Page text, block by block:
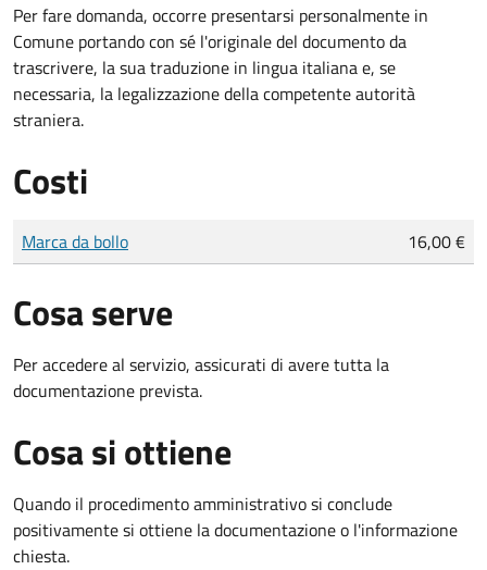
Per fare domanda, occorre presentarsi personalmente in
Comune portando con sé l'originale del documento da
trascrivere, la sua traduzione in lingua italiana e, se
necessaria, la legalizzazione della competente autorità
straniera.
Costi
Tipo di pagamento
Importo
Marca da bollo 16,00 €
Cosa serve
Per accedere al servizio, assicurati di avere tutta la
documentazione prevista.
Cosa si ottiene
Quando il procedimento amministrativo si conclude
positivamente si ottiene la documentazione o l'informazione
chiesta.